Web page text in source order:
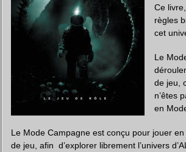
Ce
règles
cet
Le
de jeu,
n’êtes
en
Le Mode Campagne est conçu pour jouer
de jeu, afin d’explorer librement l’univers